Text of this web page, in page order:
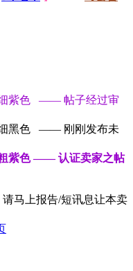
色 —— 帖子经过审
色 —— 刚刚发布未
紫色 —— 认证卖家之帖
马上报告/短讯息让本卖